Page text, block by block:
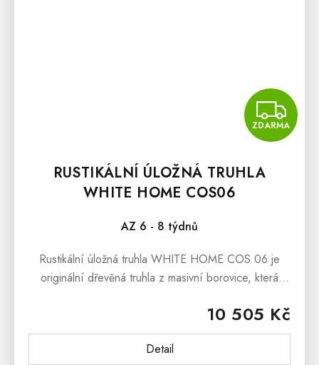
ZDARMA
RUSTIKÁLNÍ ÚLOŽNÁ TRUHLA
WHITE HOME COS06
AZ 6 - 8 týdnů
10 505 Kč
Detail
Rustikální úložná truhla WHITE HOME COS 06 je
originální dřevěná truhla z masivní borovice, která
na hračky či knihy,...